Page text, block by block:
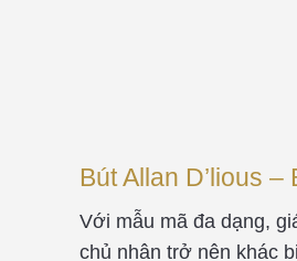
Bút Allan D’lious
Với mẫu mã đa dạng,
chủ nhân trở nên khác